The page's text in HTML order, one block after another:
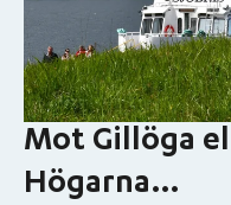
Mot Gillöga
Högarna…